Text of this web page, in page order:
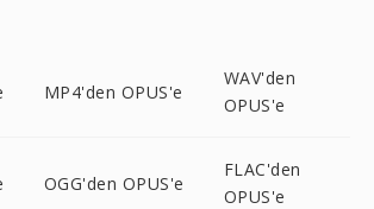
MP4'den OPUS'e
WAV'den
OPUS'e
OGG'den OPUS'e
FLAC'den
OPUS'e